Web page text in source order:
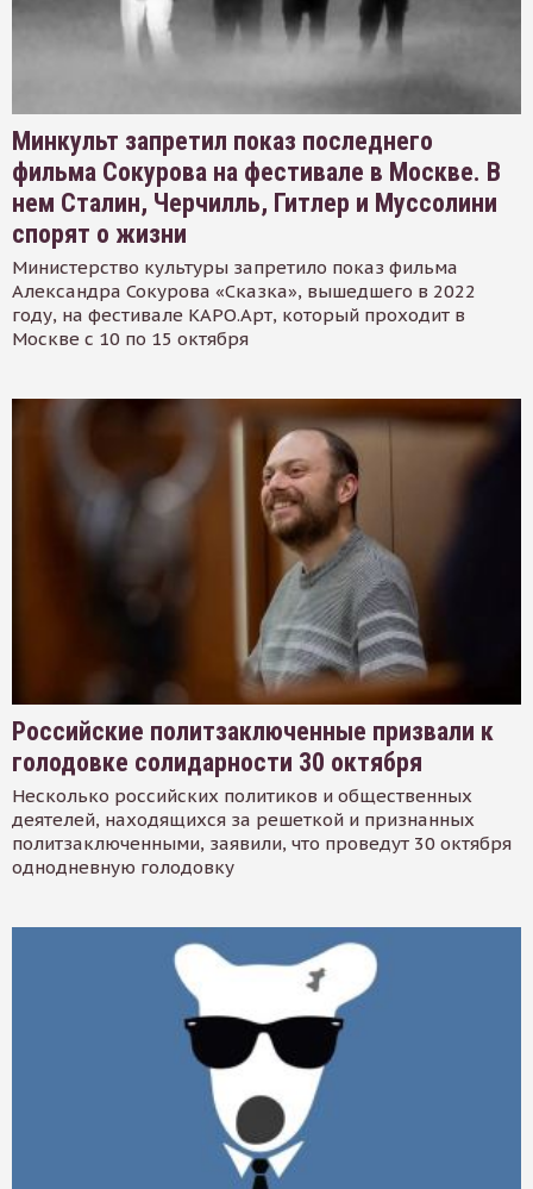
Минкульт запретил показ последнего
фильма Сокурова на фестивале в Москве. В
нем Сталин, Черчилль, Гитлер и Муссолини
спорят о жизни
Министерство культуры запретило показ фильма
Александра Сокурова «Сказка», вышедшего в 2022
году, на фестивале КАРО.Арт, который проходит в
Москве с 10 по 15 октября
Российские политзаключенные призвали к
голодовке солидарности 30 октября
Несколько российских политиков и общественных
деятелей, находящихся за решеткой и признанных
политзаключенными, заявили, что проведут 30 октября
однодневную голодовку